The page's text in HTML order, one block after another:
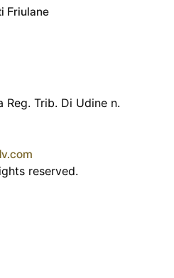
Friulane
Trib. Di Udine n.
reserved.